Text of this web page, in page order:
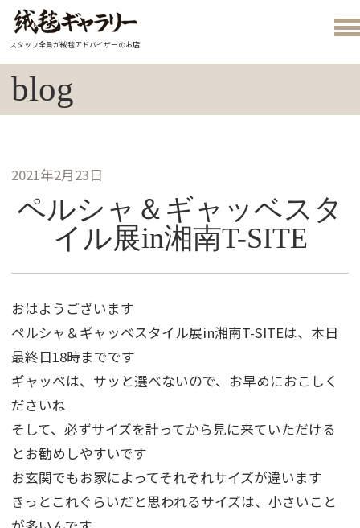
スタッフ全員が絨毯アドバイザーのお店
blog
2021年2月23日
ペルシャ＆ギャッベスタ
イル展in湘南T-SITE
おはようございます
ペルシャ＆ギャッベスタイル展in湘南T-SITEは、本日
最終日18時までです
ギャッベは、サッと選べないので、お早めにおこしく
ださいね
そして、必ずサイズを計ってから見に来ていただける
とお勧めしやすいです
お玄関でもお家によってそれぞれサイズが違います
きっとこれぐらいだと思われるサイズは、小さいこと